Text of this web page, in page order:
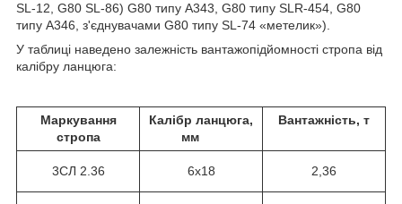
SL-12, G80 SL-86) G80 типу A343, G80 типу SLR-454, G80
типу А346, з'єднувачами G80 типу SL-74 «метелик»).
У таблиці наведено залежність вантажопідйомності стропа від
калібру ланцюга:
Маркування
стропа
Калібр ланцюга,
мм
Вантажність, т
3СЛ 2.36 6х18 2,36